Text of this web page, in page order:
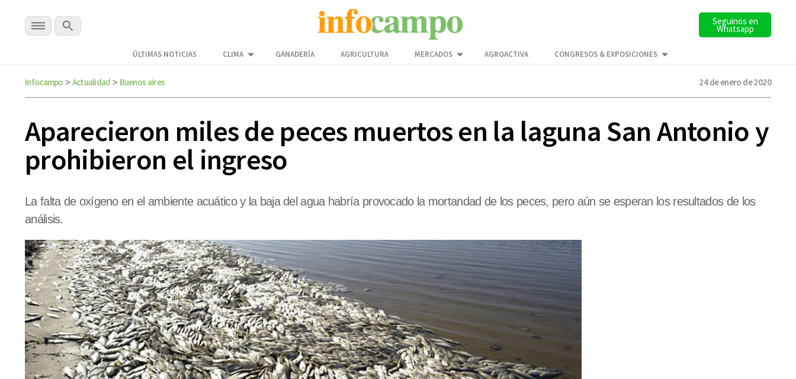
Seguinos en
Whatsapp
ÚLTIMAS NOTICIAS CLIMA GANADERÍA AGRICULTURA MERCADOS AGROACTIVA CONGRESOS & EXPOSICIONES
Infocampo > Actualidad > Buenos aires 24 de enero de 2020
Aparecieron miles de peces muertos en la laguna San Antonio y
prohibieron el ingreso
La falta de oxígeno en el ambiente acuático y la baja del agua habría provocado la mortandad de los peces, pero aún se esperan los resultados de los
análisis.